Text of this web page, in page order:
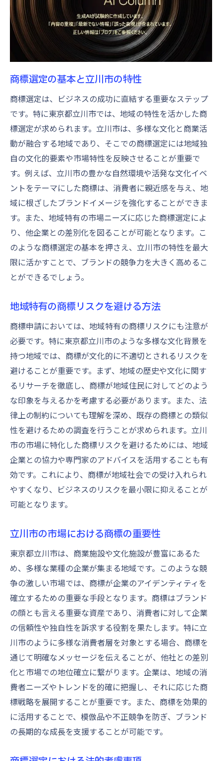
調査結果を評価し、リスクを最小化する
事例から学ぶ成功する商標調査
立川市での商標出願手続き日本国特許庁への流
れ
出願書類の作成と提出方法
オンライン出願のメリットと注意点
立川市からの商標出願における法的知識
出願後の追跡と進捗管理
立川市での商標出願が成功した事例
商標審査の壁を越える立川市特有のポイント
商標審査の流れを理解する
審査を通過するための準備
立川市内での商標審査における特性
拒絶理由通知への対応方法
審査通過事例から学ぶポイント
立川市での審査成功に向けた戦略
商標登録後の活用法
登録商標を活かしたブランディング戦略
立川市での競争優位性を高める実例
商標権の保護と管理方法
登録後の商標モニタリングの重要性
成功企業の事例から学ぶ商標活用
立川市で商標取得のための異議申立て対応策
異議申立ての流れを把握する
異議を受けた場合の対策
異議申立てに対する法的サポート
立川市での異議事例に学ぶ
異議リスクを前もって評価する方法
異議申立て防止のための戦略
ブランド保護のための商標登録立川市での実践
法
ブランド保護のための商標の選び方
商標侵害から身を守るためのステップ
立川市でのブランド管理の実践例
ブランド価値を高める商標の活用法
商標登録後のブランド維持戦略
成功企業のブランド保護事例
立川市で商標登録を成功に導く知識と戦略
商標登録の成功に必要な知識
立川市での商標登録成功戦略
専門家のアドバイスを活用する方法
立川市における市場調査の重要性
商標選定の基本と立川市の特性
商標選定は、ビジネスの成功に直結する重要なステップ
です。特に東京都立川市では、地域の特性を活かした商
標選定が求められます。立川市は、多様な文化と商業活
動が融合する地域であり、そこでの商標選定には地域独
自の文化的要素や市場特性を反映させることが重要で
す。例えば、立川市の豊かな自然環境や活発な文化イベ
ントをテーマにした商標は、消費者に親近感を与え、地
域に根ざしたブランドイメージを強化することができま
す。また、地域特有の市場ニーズに応じた商標選定によ
り、他企業との差別化を図ることが可能となります。こ
のような商標選定の基本を押さえ、立川市の特性を最大
限に活かすことで、ブランドの競争力を大きく高めるこ
とができるでしょう。
地域特有の商標リスクを避ける方法
商標申請においては、地域特有の商標リスクにも注意が
必要です。特に東京都立川市のような多様な文化背景を
持つ地域では、商標が文化的に不適切とされるリスクを
避けることが重要です。まず、地域の歴史や文化に関す
るリサーチを徹底し、商標が地域住民に対してどのよう
な印象を与えるかを考慮する必要があります。また、法
律上の制約についても理解を深め、既存の商標との類似
性を避けるための調査を行うことが求められます。立川
市の市場に特化した商標リスクを避けるためには、地域
企業との協力や専門家のアドバイスを活用することも有
効です。これにより、商標が地域社会での受け入れられ
やすくなり、ビジネスのリスクを最小限に抑えることが
可能となります。
立川市の市場における商標の重要性
東京都立川市は、商業施設や文化施設が豊富にあるた
め、多様な業種の企業が集まる地域です。このような競
争の激しい市場では、商標が企業のアイデンティティを
確立するための重要な手段となります。商標はブランド
の顔とも言える重要な資産であり、消費者に対して企業
の信頼性や独自性を訴求する役割を果たします。特に立
川市のように多様な消費者層を対象とする場合、商標を
通じて明確なメッセージを伝えることが、他社との差別
化と市場での地位確立に繋がります。企業は、地域の消
費者ニーズやトレンドを的確に把握し、それに応じた商
標戦略を展開することが重要です。また、商標を効果的
に活用することで、模倣品や不正競争を防ぎ、ブランド
の長期的な成長を支援することが可能です。